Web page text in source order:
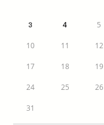
3 4 5
10 11 12
17 18 19
24 25 26
31